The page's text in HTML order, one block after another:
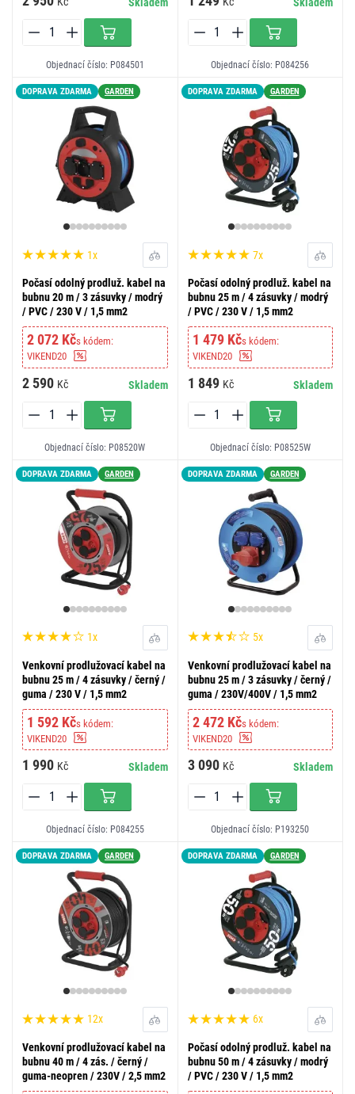
Skladem
Objednací číslo: P084501
Skladem
Objednací číslo: P084256
DOPRAVA ZDARMA GARDEN
1x
Počasí odolný prodluž. kabel na
bubnu 20 m / 3 zásuvky / modrý
/ PVC / 230 V / 1,5 mm2
2 072 Kčs kódem:
VIKEND20
2 590 Kč Skladem
Objednací číslo: P08520W
DOPRAVA ZDARMA GARDEN
7x
Počasí odolný prodluž. kabel na
bubnu 25 m / 4 zásuvky / modrý
/ PVC / 230 V / 1,5 mm2
1 479 Kčs kódem:
VIKEND20
1 849 Kč Skladem
Objednací číslo: P08525W
DOPRAVA ZDARMA GARDEN
1x
Venkovní prodlužovací kabel na
bubnu 25 m / 4 zásuvky / černý /
guma / 230 V / 1,5 mm2
1 592 Kčs kódem:
VIKEND20
1 990 Kč Skladem
Objednací číslo: P084255
DOPRAVA ZDARMA GARDEN
5x
Venkovní prodlužovací kabel na
bubnu 25 m / 3 zásuvky / černý /
guma / 230V/400V / 1,5 mm2
2 472 Kčs kódem:
VIKEND20
3 090 Kč Skladem
Objednací číslo: P193250
DOPRAVA ZDARMA GARDEN
12x
Venkovní prodlužovací kabel na
bubnu 40 m / 4 zás. / černý /
guma-neopren / 230V / 2,5 mm2
DOPRAVA ZDARMA GARDEN
6x
Počasí odolný prodluž. kabel na
bubnu 50 m / 4 zásuvky / modrý
/ PVC / 230 V / 1,5 mm2